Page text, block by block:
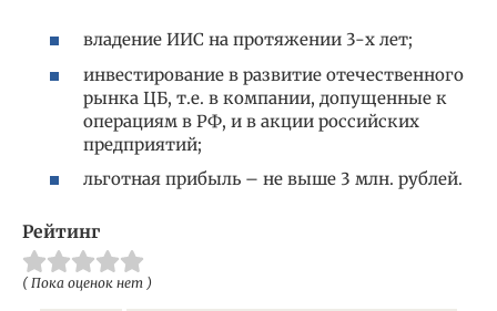
владение ИИС на протяжении 3-х лет;
инвестирование в развитие отечественного
рынка ЦБ, т.е. в компании, допущенные к
операциям в РФ, и в акции российских
предприятий;
льготная прибыль – не выше 3 млн. рублей.
Рейтинг
( Пока оценок нет )